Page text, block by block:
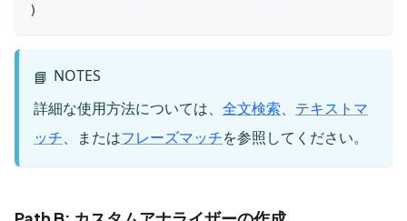
)
📘 NOTES
詳細な使用方法については、 全文検索、 テキストマ
ッチ、またはフレーズマッチを参照してください。